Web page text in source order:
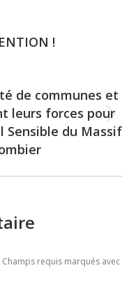
!
de communes et
leurs forces pour
Sensible du Massif
requis marqués avec